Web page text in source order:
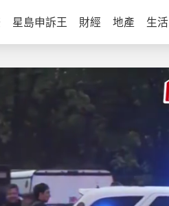
星島申訴王 財經 地產 生活